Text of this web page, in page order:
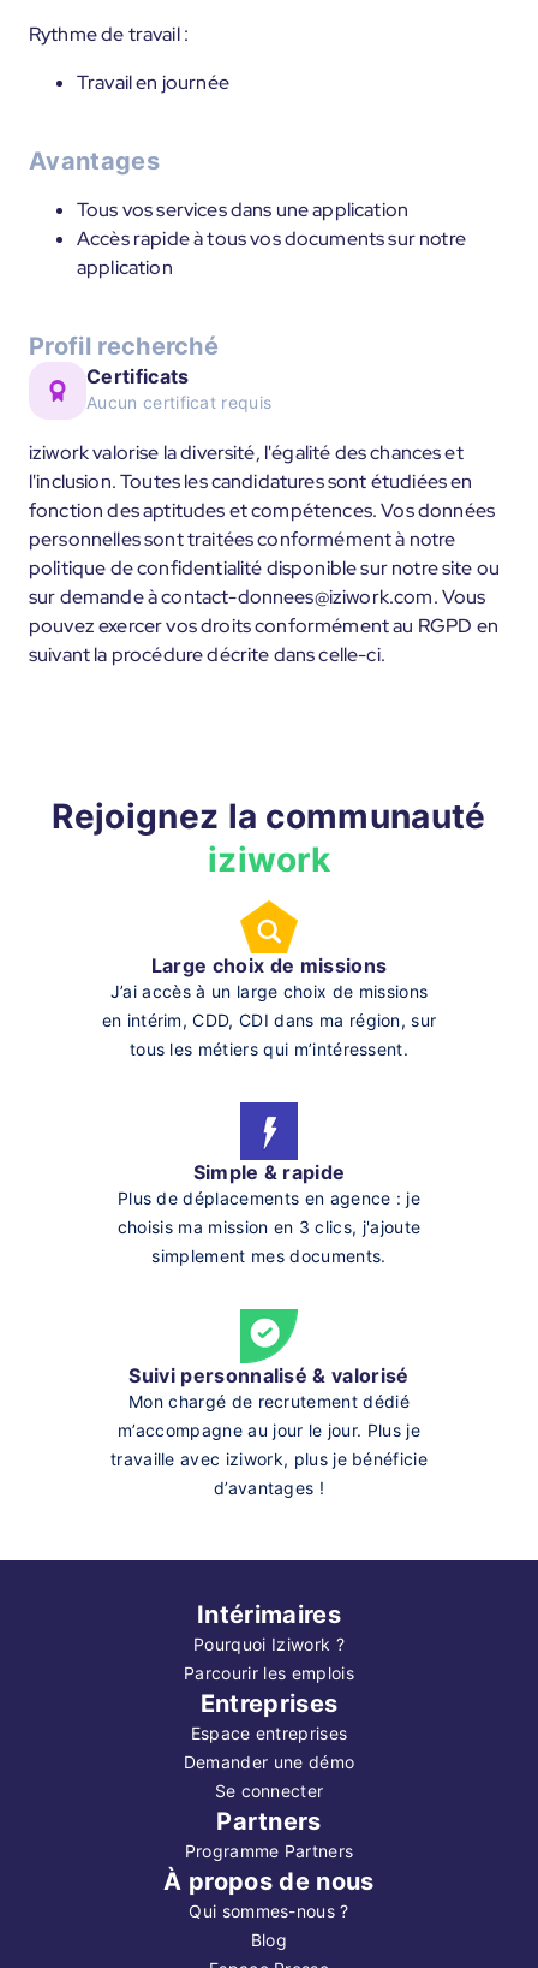
Rythme de travail :
Travail en journée
Avantages
Tous vos services dans une application
Accès rapide à tous vos documents sur notre
application
Profil recherché
Certificats
Aucun certificat requis
iziwork valorise la diversité, l'égalité des chances et
l'inclusion. Toutes les candidatures sont étudiées en
fonction des aptitudes et compétences. Vos données
personnelles sont traitées conformément à notre
politique de confidentialité disponible sur notre site ou
sur demande à contact-donnees@iziwork.com. Vous
pouvez exercer vos droits conformément au RGPD en
suivant la procédure décrite dans celle-ci.
Rejoignez la communauté
iziwork
Large choix de missions
J’ai accès à un large choix de missions
en intérim, CDD, CDI dans ma région, sur
tous les métiers qui m’intéressent.
Simple & rapide
Plus de déplacements en agence : je
choisis ma mission en 3 clics, j'ajoute
simplement mes documents.
Suivi personnalisé & valorisé
Mon chargé de recrutement dédié
m’accompagne au jour le jour. Plus je
travaille avec iziwork, plus je bénéficie
d’avantages !
Intérimaires
Pourquoi Iziwork ?
Parcourir les emplois
Entreprises
Espace entreprises
Demander une démo
Se connecter
Partners
Programme Partners
À propos de nous
Qui sommes-nous ?
Blog